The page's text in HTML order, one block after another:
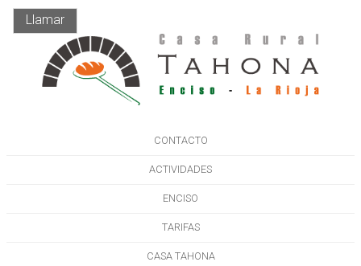
Llamar
CONTACTO
ACTIVIDADES
ENCISO
TARIFAS
CASA TAHONA